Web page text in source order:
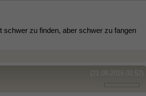
schwer zu finden, aber schwer zu fangen
(21.08.2015 02:52)